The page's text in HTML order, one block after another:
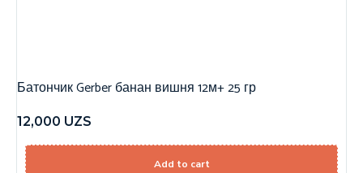
Батончик Gerber банан вишня 12м+ 25 гр
12,000 UZS
Add to cart